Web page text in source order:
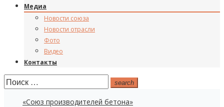
Медиа
Новости союза
Новости отрасли
Фото
Видео
Контакты
Поиск: search
«Союз производителей бетона»